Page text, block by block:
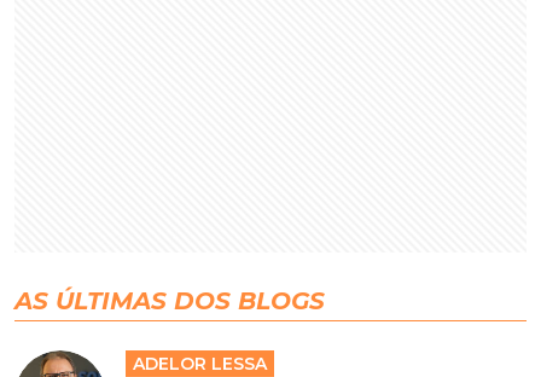
AS ÚLTIMAS DOS BLOGS
ADELOR LESSA